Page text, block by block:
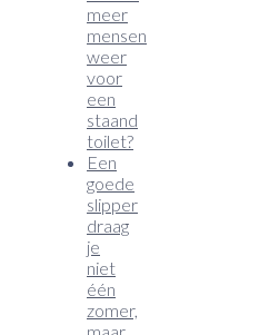
meer
mensen
weer
voor
een
staand
toilet?
Een
goede
slipper
draag
je
niet
één
zomer,